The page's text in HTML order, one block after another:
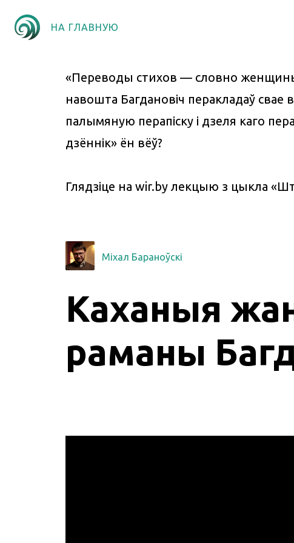
НА ГЛАВНУЮ
«Переводы стихов — словно
навошта Багдановіч перакладаў свае
палымяную перапіску і дзеля каго
дзённік» ён вёў?
Глядзіце на wir.by лекцыю з цыкла
Міхал Бараноўскі
Каханыя
раманы